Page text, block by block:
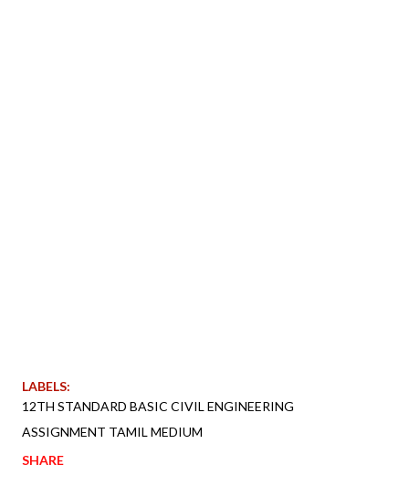
LABELS:
12TH STANDARD BASIC CIVIL ENGINEERING
ASSIGNMENT TAMIL MEDIUM
SHARE